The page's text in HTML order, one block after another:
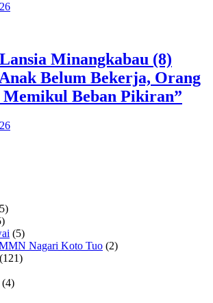
Minangkabau (8)
Belum Bekerja, Orang
Beban Pikiran”
(5)
Nagari Koto Tuo (2)
(121)
(4)